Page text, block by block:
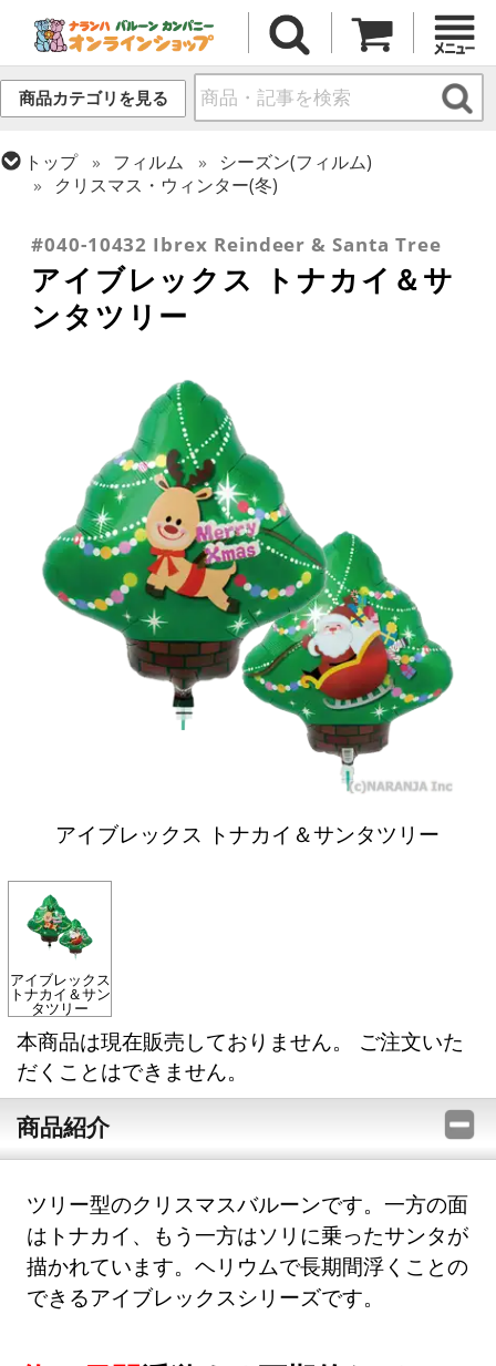
商品カテゴリを見る
トップ フィルム
シーズン(フィルム)
クリスマス・ウィンター(冬)
アイブレックス
#040-10432 Ibrex Reindeer & Santa Tree
アイブレックス トナカイ＆サ
ンタツリー
アイブレックス トナカイ＆サンタツリー
アイブレックス
トナカイ＆サン
タツリー
本商品は現在販売しておりません。 ご注文いた
だくことはできません。
商品紹介
ツリー型のクリスマスバルーンです。一方の面
はトナカイ、もう一方はソリに乗ったサンタが
描かれています。ヘリウムで長期間浮くことの
できるアイブレックスシリーズです。